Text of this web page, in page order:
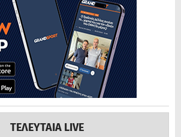
ΤΕΛΕΥΤΑΙΑ LIVE